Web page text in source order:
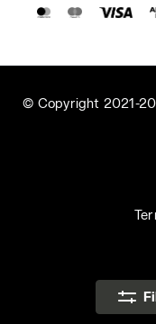
© Copyright 2021-